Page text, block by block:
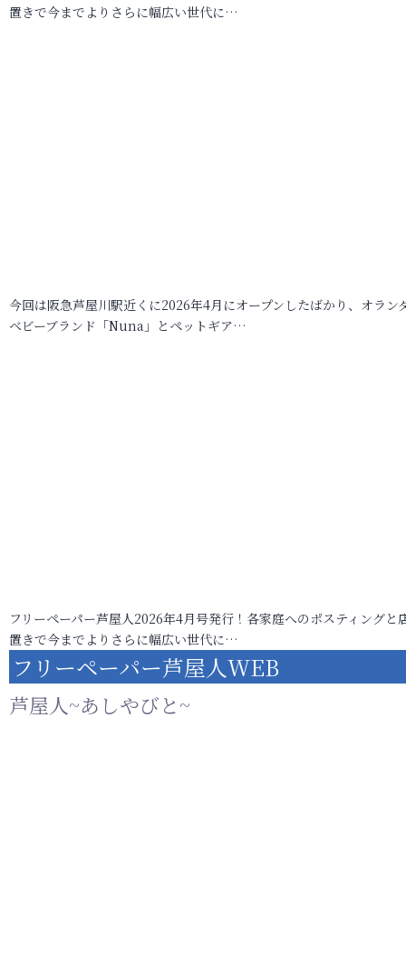
置きで今までよりさらに幅広い世代に…
今回は阪急芦屋川駅近くに2026年4月にオープンしたばかり、オラン
ベビーブランド「Nuna」とペットギア…
フリーペーパー芦屋人2026年4月号発行！各家庭へのポスティングと
置きで今までよりさらに幅広い世代に…
フリーペーパー芦屋人WEB
芦屋人~あしやびと~